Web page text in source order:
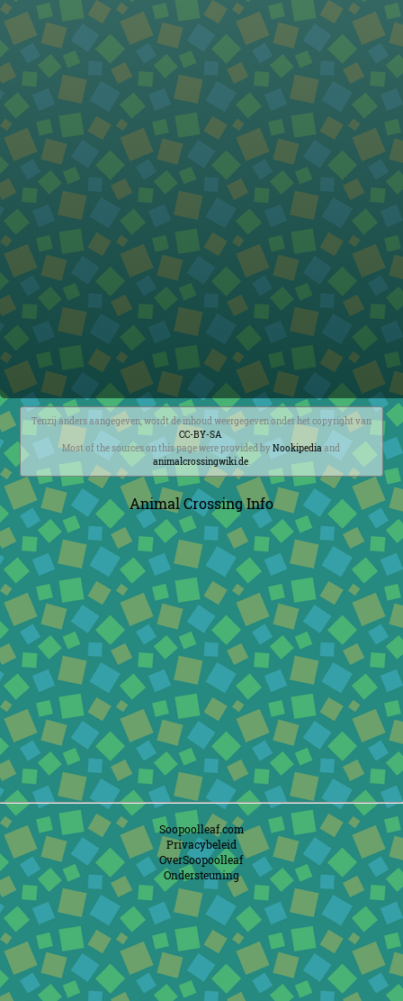
Tenzij anders aangegeven, wordt de inhoud weergegeven onder het copyright van
CC-BY-SA.
Most of the sources on this page were provided byNookipediaand
animalcrossingwiki.de.
Animal Crossing Info
Soopoolleaf.com
Privacybeleid
OverSoopoolleaf
Ondersteuning